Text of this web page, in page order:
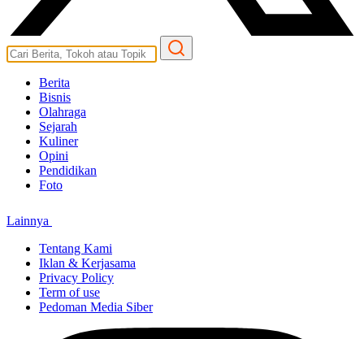
Berita
Bisnis
Olahraga
Sejarah
Kuliner
Opini
Pendidikan
Foto
Lainnya
Tentang Kami
Iklan & Kerjasama
Privacy Policy
Term of use
Pedoman Media Siber